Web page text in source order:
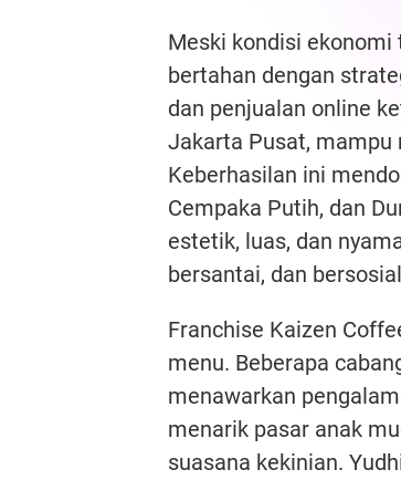
Meski kondisi
bertahan dengan
dan penjualan online
Jakarta Pusat, mampu
Keberhasilan ini
Cempaka Putih, dan
estetik, luas, dan
bersantai, dan
Franchise Kaizen
menu. Beberapa
menawarkan
menarik pasar anak
suasana kekinian.